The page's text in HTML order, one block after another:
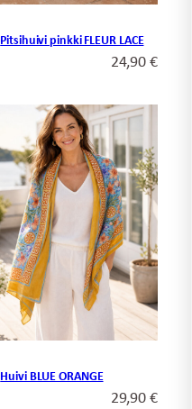
Pitsihuivi pinkki FLEUR LACE
24,90€
Huivi BLUE ORANGE
29,90€